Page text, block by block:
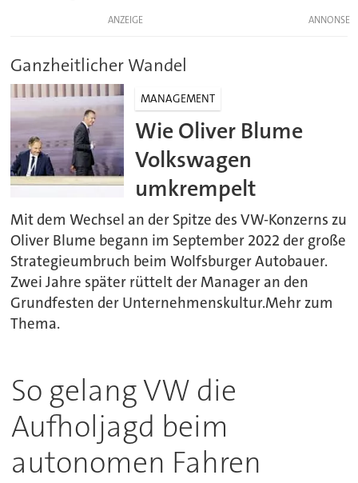
ANZEIGE
Ganzheitlicher Wandel
MANAGEMENT
Wie Oliver Blume
Volkswagen
umkrempelt
Mit dem Wechsel an der Spitze des VW-Konzerns zu
Oliver Blume begann im September 2022 der große
Strategieumbruch beim Wolfsburger Autobauer.
Zwei Jahre später rüttelt der Manager an den
Grundfesten der Unternehmenskultur.Mehr zum
Thema.
So gelang VW die
Aufholjagd beim
autonomen Fahren